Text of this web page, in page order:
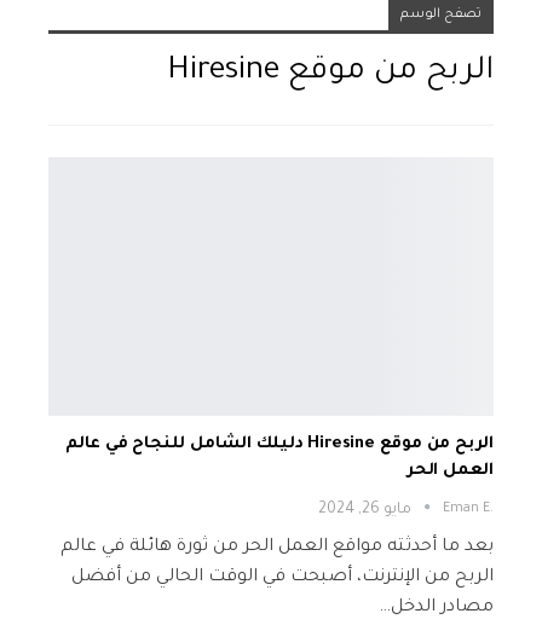
تصفح الوسم
الربح من موقع Hiresine
الربح من موقع Hiresine دليلك الشامل للنجاح في عالم
العمل الحر
.Eman E مايو 26, 2024
بعد ما أحدثته مواقع العمل الحر من ثورة هائلة في عالم
الربح من الإنترنت، أصبحت في الوقت الحالي من أفضل
مصادر الدخل…